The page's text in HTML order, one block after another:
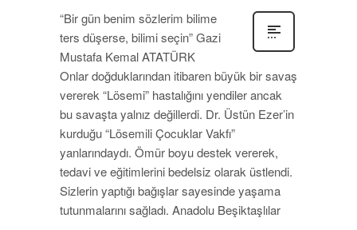
“Bir gün benim sözlerim bilime
ters düşerse, bilimi seçin” Gazi
Mustafa Kemal ATATÜRK
Onlar doğduklarından itibaren büyük bir savaş
vererek “Lösemi” hastalığını yendiler ancak
bu savaşta yalnız değillerdi. Dr. Üstün Ezer’in
kurduğu “Lösemili Çocuklar Vakfı”
yanlarındaydı. Ömür boyu destek vererek,
tedavi ve eğitimlerini bedelsiz olarak üstlendi.
Sizlerin yaptığı bağışlar sayesinde yaşama
tutunmalarını sağladı. Anadolu Beşiktaşlılar